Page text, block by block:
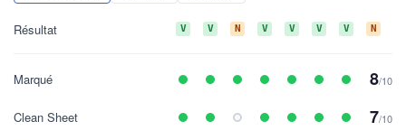
Résultat V V N V V V V N
Marqué 8/10
Clean Sheet 7/10